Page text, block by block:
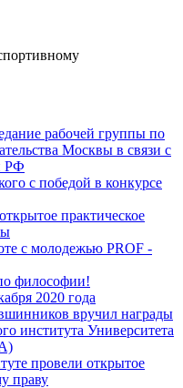
рабочей группы по
Москвы в связи с
РФ
с победой в конкурсе
практическое
с молодежью PROF -
философии!
2020 года
вручил награды
института Университета
провели открытое
праву